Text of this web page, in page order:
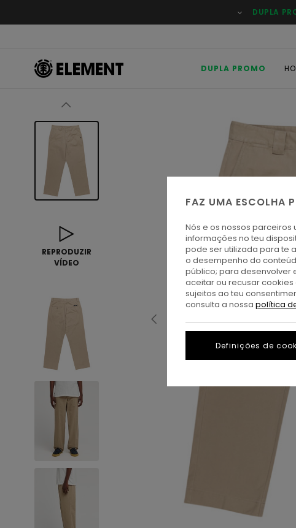
a
DUPLA
DUPLA PROMO
REPRODUZIR
VÍDEO
FAZ UMA ESCOLHA
Nós e os nossos
informações no teu
pode ser utilizada para te
o desempenho do
público; para desenvolver
aceitar ou recusar
sujeitos ao teu
consulta a nossa política
Definições de